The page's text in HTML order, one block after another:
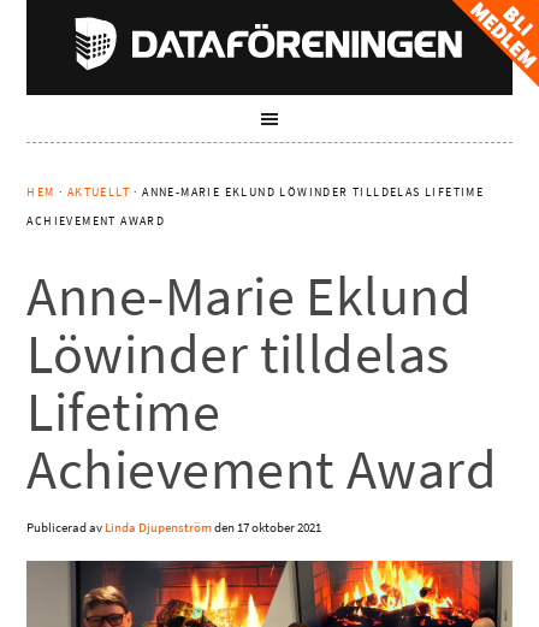
HEM · AKTUELLT · ANNE-MARIE EKLUND LÖWINDER TILLDELAS LIFETIME
ACHIEVEMENT AWARD
Anne-Marie Eklund
Löwinder tilldelas
Lifetime
Achievement Award
Publicerad av Linda Djupenströmden17 oktober 2021